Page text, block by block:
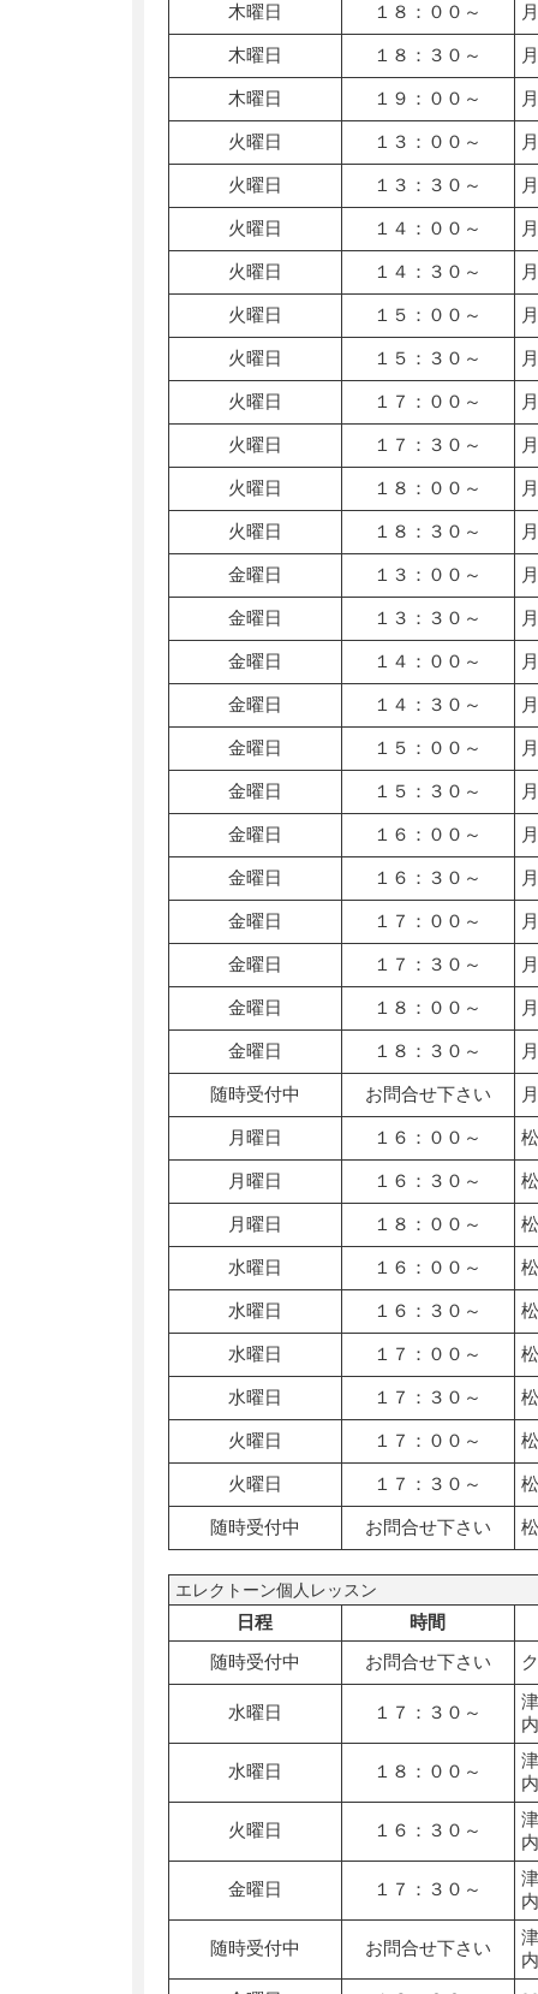
木曜日 １８：００～
木曜日 １８：３０～
木曜日 １９：００～
火曜日 １３：００～
火曜日 １３：３０～
火曜日 １４：００～
火曜日 １４：３０～
火曜日 １５：００～
火曜日 １５：３０～
火曜日 １７：００～
火曜日 １７：３０～
火曜日 １８：００～
火曜日 １８：３０～
金曜日 １３：００～
金曜日 １３：３０～
金曜日 １４：００～
金曜日 １４：３０～
金曜日 １５：００～
金曜日 １５：３０～
金曜日 １６：００～
金曜日 １６：３０～
金曜日 １７：００～
金曜日 １７：３０～
金曜日 １８：００～
金曜日 １８：３０～
随時受付中 お問合せ下さい
月曜日 １６：００～
月曜日 １６：３０～
月曜日 １８：００～
水曜日 １６：００～
水曜日 １６：３０～
水曜日 １７：００～
水曜日 １７：３０～
火曜日 １７：００～
火曜日 １７：３０～
随時受付中 お問合せ下さい
エレクトーン個人レッスン
日程
時間
随時受付中
お問合せ下さい
水曜日 １７：３０～
水曜日 １８：００～
火曜日 １６：３０～
金曜日 １７：３０～
随時受付中 お問合せ下さい